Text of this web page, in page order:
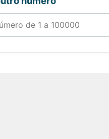
100000